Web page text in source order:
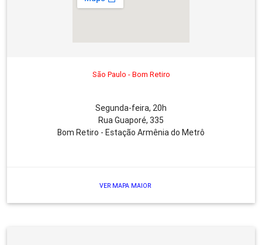
São Paulo - Bom Retiro
Segunda-feira, 20h
Rua Guaporé, 335
Bom Retiro - Estação Armênia do Metrô
VER MAPA MAIOR